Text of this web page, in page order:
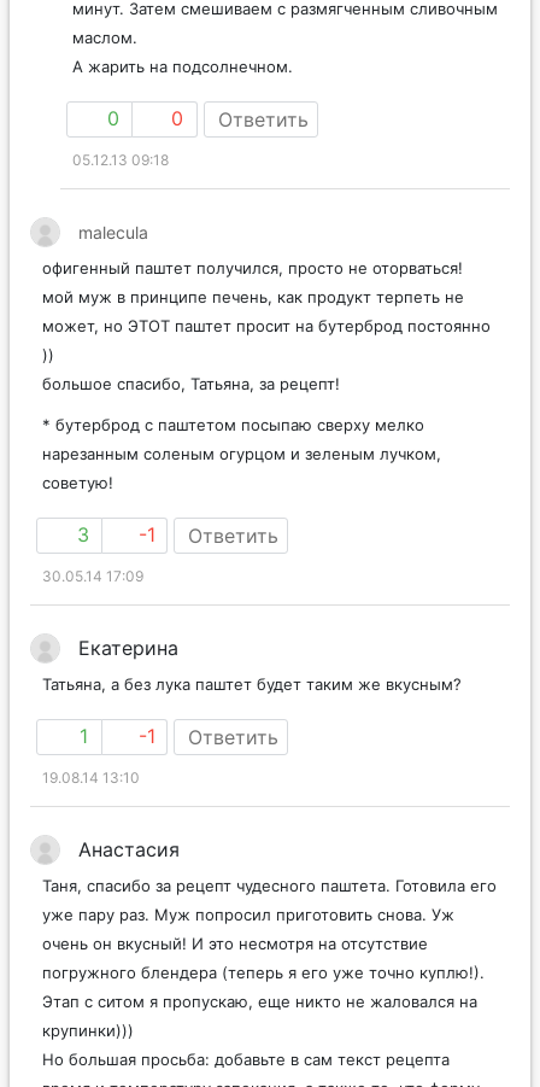
минут. Затем смешиваем с размягченным сливочным
маслом.
А жарить на подсолнечном.
0 0 Ответить
05.12.13 09:18
malecula
офигенный паштет получился, просто не оторваться!
мой муж в принципе печень, как продукт терпеть не
может, но ЭТОТ паштет просит на бутерброд постоянно
))
большое спасибо, Татьяна, за рецепт!
* бутерброд с паштетом посыпаю сверху мелко
нарезанным соленым огурцом и зеленым лучком,
советую!
3 -1 Ответить
30.05.14 17:09
Екатерина
Татьяна, а без лука паштет будет таким же вкусным?
1 -1 Ответить
19.08.14 13:10
Анастасия
Таня, спасибо за рецепт чудесного паштета. Готовила его
уже пару раз. Муж попросил приготовить снова. Уж
очень он вкусный! И это несмотря на отсутствие
погружного блендера (теперь я его уже точно куплю!).
Этап с ситом я пропускаю, еще никто не жаловался на
крупинки)))
Но большая просьба: добавьте в сам текст рецепта